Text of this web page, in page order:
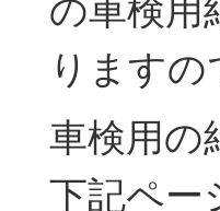
の車検用
ります
車検用の
下記ペー